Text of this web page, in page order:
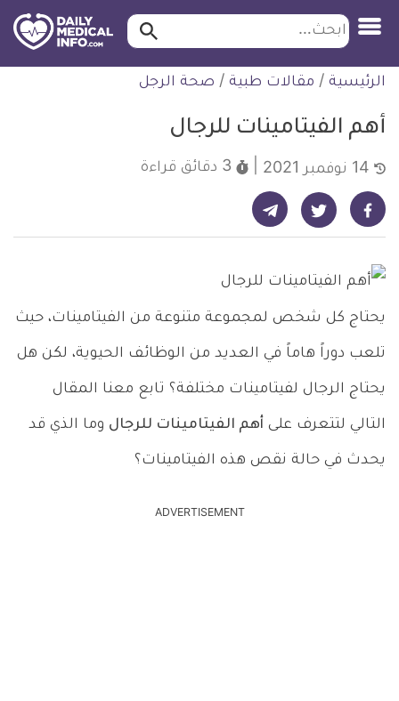
التخطي
للمحتوى
ابحث ابحث…
الرئيسية / مقالات طبية / صحة الرجل
أهم الفيتامينات للرجال
3 دقائق قراءة
شارك على فيسبوك - ديلي ميديكال انفو شارك على تويتر - ديلي ميديكال انفو شارك على تيليجرام - ديلي ميديكال انفو
يحتاج كل شخص لمجموعة متنوعة من الفيتامينات، حيث
تلعب دوراً هاماً في العديد من الوظائف الحيوية، لكن هل
يحتاج الرجال لفيتامينات مختلفة؟ تابع معنا المقال
التالي لتتعرف على أهم الفيتامينات للرجال وما الذي قد
يحدث في حالة نقص هذه الفيتامينات؟
ADVERTISEMENT